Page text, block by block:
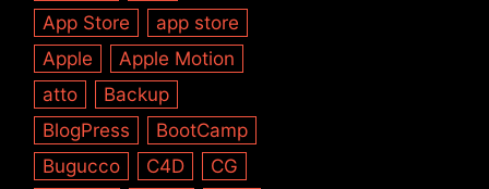
App Store
app store
Apple
Apple Motion
atto
Backup
BlogPress
BootCamp
Bugucco
C4D
CG